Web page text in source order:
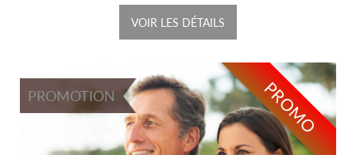
VOIR LES DÉTAILS
PROMO
PROMOTION